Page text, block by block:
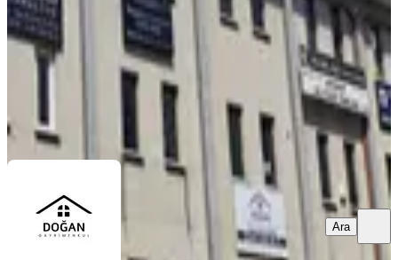
9.950 ₺
Hamit Sadi Doğan
Ara
Ara